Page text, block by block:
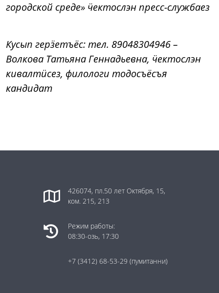
городской среде» ӵектослэн пресс-службаез
Кусып герӟетъёс: тел. 89048304946 –
Волкова Татьяна Геннадьевна, ӵектослэн
кивалтӥсез, филологи тодосъёсъя
кандидат
426074, пл.50 лет Октября, 15,
ком. 215, 213
Режим работы:
08:30-озь, 17:30
+7 (3412) 68-53-29 (пумитанни)